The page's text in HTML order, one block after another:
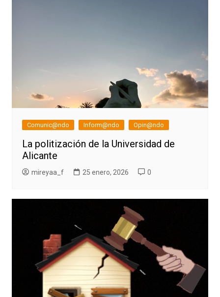
Comunic@ndo Inform@ndo Opin@ndo
La politización de la Universidad de
Alicante
mireyaa_f 25 enero, 2026 0